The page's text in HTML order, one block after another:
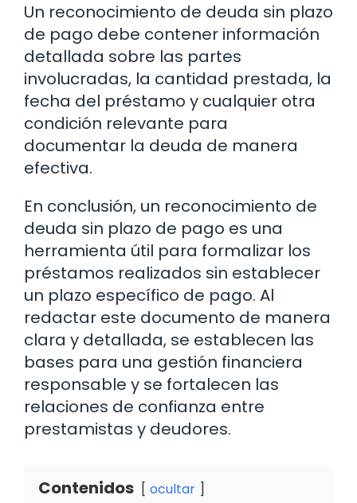
Un reconocimiento de deuda sin plazo
de pago debe contener información
detallada sobre las partes
involucradas, la cantidad prestada, la
fecha del préstamo y cualquier otra
condición relevante para
documentar la deuda de manera
efectiva.
En conclusión, un reconocimiento de
deuda sin plazo de pago es una
herramienta útil para formalizar los
préstamos realizados sin establecer
un plazo específico de pago. Al
redactar este documento de manera
clara y detallada, se establecen las
bases para una gestión financiera
responsable y se fortalecen las
relaciones de confianza entre
prestamistas y deudores.
Contenidos ocultar